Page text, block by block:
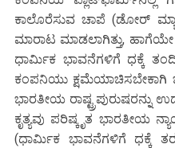
ಕಾಲೊರೆಸುವ ಚಾಪೆ (ಡೋರ್
ಮಾರಾಟ ಮಾಡಲಾಗಿತ್ತು,
ಧಾರ್ಮಿಕ ಭಾವನೆಗಳಿಗೆ ಧಕ್ಕೆ
ಕಂಪನಿಯು ಕ್ಷಮೆಯಾಚಿಸಬೇಕಾಗಿ
ಭಾರತೀಯ ರಾಷ್ಟ್ರಪುರುಷರನ್ನು
ಕೃತ್ಯವು ಪರಿಷ್ಕೃತ ಭಾರತೀಯ
(ಧಾರ್ಮಿಕ ಭಾವನೆಗಳಿಗೆ ಧಕ್ಕೆ